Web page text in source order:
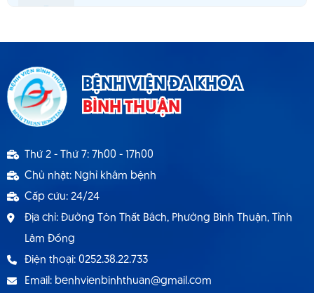
Thông báo cơ sở khám chữa bệnh đáp ứng yêu
cầu là cơ sở hướng dẫn thực hành
BỆNH VIỆN ĐA KHOA
BÌNH THUẬN
Thứ 2 - Thứ 7: 7h00 - 17h00
Chủ nhật: Nghỉ khám bệnh
Cấp cứu: 24/24
Địa chỉ: Đường Tôn Thất Bách, Phường Bình Thuận, Tỉnh
Lâm Đồng
Điện thoại: 0252.38.22.733
Email: benhvienbinhthuan@gmail.com